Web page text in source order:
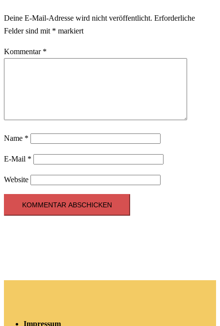
Deine E-Mail-Adresse wird nicht veröffentlicht. Erforderliche
Felder sind mit * markiert
Kommentar *
Name *
E-Mail *
Website
Impressum